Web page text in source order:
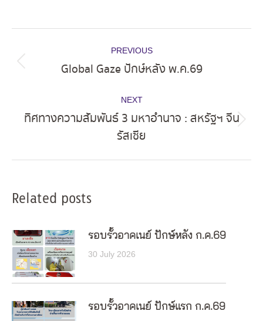
navigation
PREVIOUS
Previous
Global Gaze ปักษ์หลัง พ.ค.69
NEXT
post:
ทิศทางความสัมพันธ์ 3 มหาอำนาจ : สหรัฐฯ จีน
รัสเซีย
Related posts
รอบรั้วอาคเนย์ ปักษ์หลัง ก.ค.69
30 July 2026
รอบรั้วอาคเนย์ ปักษ์แรก ก.ค.69